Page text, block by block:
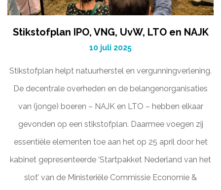
Stikstofplan IPO, VNG, UvW, LTO en NAJK
10 juli 2025
Stikstofplan helpt natuurherstel en vergunningverlening.
De decentrale overheden en de belangenorganisaties
van (jonge) boeren – NAJK en LTO – hebben elkaar
gevonden op een stikstofplan. Daarmee voegen zij
essentiële elementen toe aan het op 25 april door het
kabinet gepresenteerde ‘Startpakket Nederland van het
slot’ van de Ministeriële Commissie Economie &